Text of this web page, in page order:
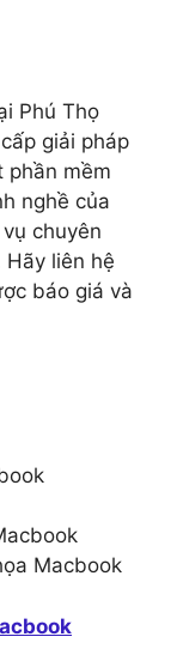
Phú Thọ
giải pháp
phần mềm
nghề của
chuyên
Hãy liên hệ
báo giá và
Macbook